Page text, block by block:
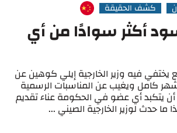
كشف الحقيقة
أكثر سوادًا من أي
فيه وزير الخارجية إيلي كوهين عن
كامل ويغيب عن المناسبات الرسمية
أن يتكبد أي عضو في الحكومة عناء تقديم
حدث لوزير الخارجية الصيني ...